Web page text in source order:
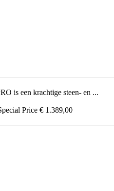
is een krachtige steen- en ...
Price € 1.389,00